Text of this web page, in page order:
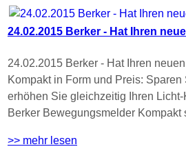
24.02.2015 Berker - Hat Ihren
24.02.2015 Berker - Hat Ihren
Kompakt in Form und Preis: Sparen
erhöhen Sie gleichzeitig Ihren
Berker Bewegungsmelder Kompakt
>> mehr lesen